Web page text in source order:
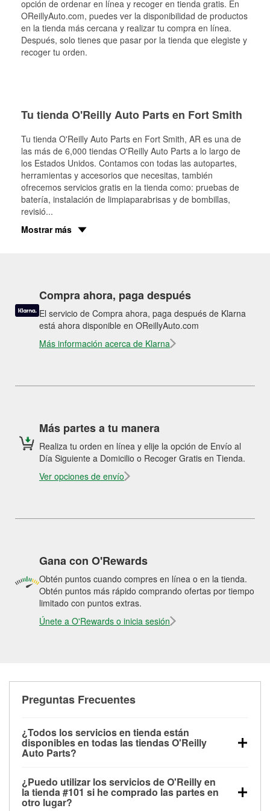
opción de ordenar en línea y recoger en tienda gratis. En
OReillyAuto.com, puedes ver la disponibilidad de productos
en la tienda más cercana y realizar tu compra en línea.
Después, solo tienes que pasar por la tienda que elegiste y
recoger tu orden.
Tu tienda O'Reilly Auto Parts en Fort Smith
Tu tienda O'Reilly Auto Parts en Fort Smith, AR es una de
las más de 6,000 tiendas O'Reilly Auto Parts a lo largo de
los Estados Unidos. Contamos con todas las autopartes,
herramientas y accesorios que necesitas, también
ofrecemos servicios gratis en la tienda como: pruebas de
batería, instalación de limpiaparabrisas y de bombillas,
revisió...
Mostrar más
Compra ahora, paga después
El servicio de Compra ahora, paga después de Klarna
está ahora disponible en OReillyAuto.com
Más información acerca de Klarna
Más partes a tu manera
Realiza tu orden en línea y elije la opción de Envío al
Día Siguiente a Domicilio o Recoger Gratis en Tienda.
Ver opciones de envío
Gana con O'Rewards
Obtén puntos cuando compres en línea o en la tienda.
Obtén puntos más rápido comprando ofertas por tiempo
limitado con puntos extras.
Únete a O'Rewards o inicia sesión
Preguntas Frecuentes
¿Todos los servicios en tienda están
disponibles en todas las tiendas O'Reilly
Auto Parts?
las pruebas de batería, pruebas de alternador y
motor de arranque, revisión de la luz “Check Engine”
¿Puedo utilizar los servicios de O'Reilly en
la tienda #101 si he comprado las partes en
otro lugar?